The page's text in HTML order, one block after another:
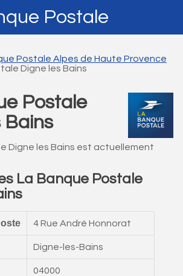
Postale
Postale Alpes de Haute Provence
Digne les Bains
Postale
Bains
Digne les Bains est actuellement
La Banque Postale
4 Rue André Honnorat
Digne-les-Bains
04000